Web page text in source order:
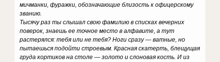
мичманки, фуражки, обозначающие близость к офицерскому
званию.
Тысячу раз ты слышал свою фамилию в списках вечерних
поверок, знаешь ее точное место в алфавите, а тут
растерялся: тебя или не тебя? Ноги сразу — ватные, но
пытаешься подойти строевым. Красная скатерть, блещущая
груда кортиков на столе — золото и слоновая кость. И из